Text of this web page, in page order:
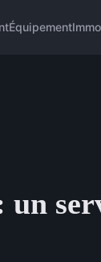
ÉquipementImmo